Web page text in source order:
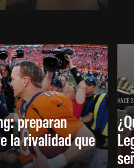
preparan
la rivalidad que
HACE